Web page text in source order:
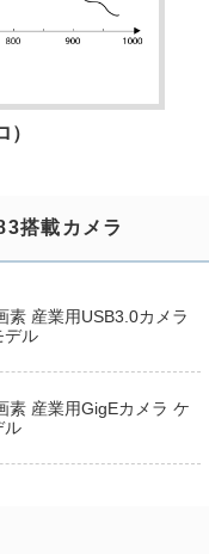
）
搭載カメラ
素 産業用USB3.0カメラ
デル
素 産業用GigEカメラ ケ
ル